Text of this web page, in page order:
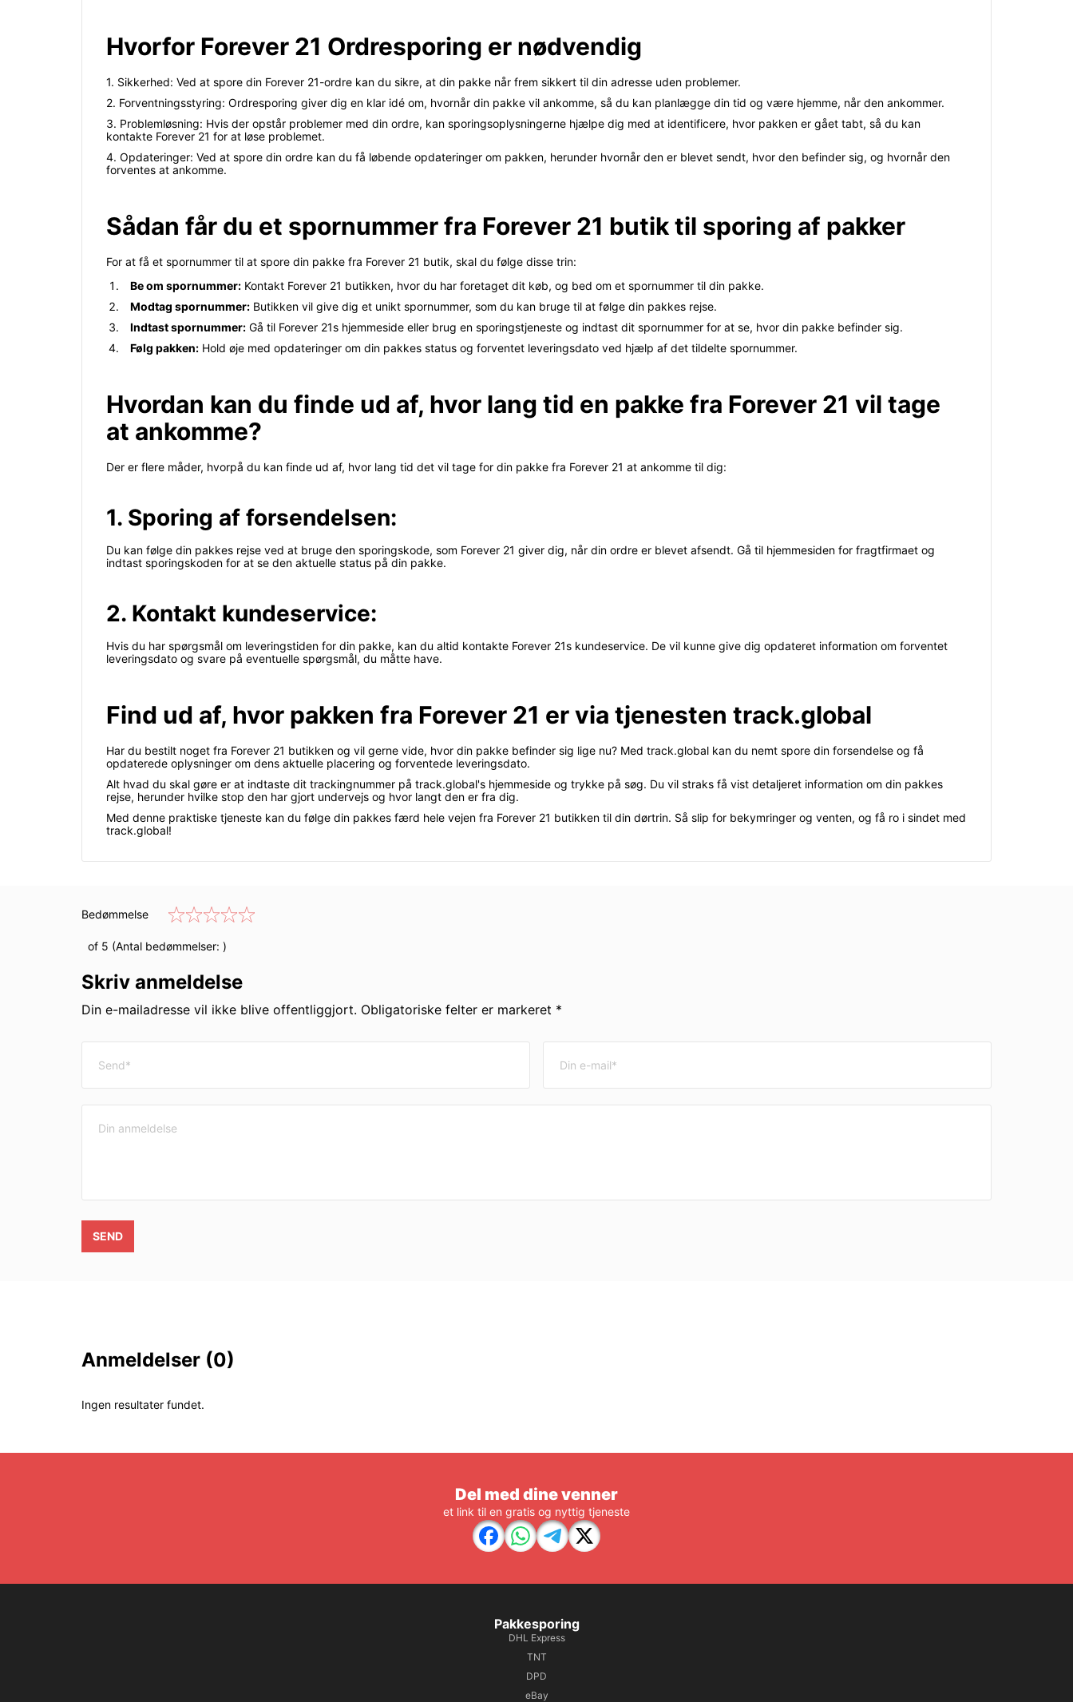
Hvorfor Forever 21 Ordresporing er nødvendig
1. Sikkerhed: Ved at spore din Forever 21-ordre kan du sikre, at din pakke når frem sikkert til din adresse uden problemer.
2. Forventningsstyring: Ordresporing giver dig en klar idé om, hvornår din pakke vil ankomme, så du kan planlægge din tid og være hjemme, når den ankommer.
3. Problemløsning: Hvis der opstår problemer med din ordre, kan sporingsoplysningerne hjælpe dig med at identificere, hvor pakken er gået tabt, så du kan
kontakte Forever 21 for at løse problemet.
4. Opdateringer: Ved at spore din ordre kan du få løbende opdateringer om pakken, herunder hvornår den er blevet sendt, hvor den befinder sig, og hvornår den
forventes at ankomme.
Sådan får du et spornummer fra Forever 21 butik til sporing af pakker
For at få et spornummer til at spore din pakke fra Forever 21 butik, skal du følge disse trin:
Be om spornummer: Kontakt Forever 21 butikken, hvor du har foretaget dit køb, og bed om et spornummer til din pakke.
Modtag spornummer: Butikken vil give dig et unikt spornummer, som du kan bruge til at følge din pakkes rejse.
Indtast spornummer: Gå til Forever 21s hjemmeside eller brug en sporingstjeneste og indtast dit spornummer for at se, hvor din pakke befinder sig.
Følg pakken: Hold øje med opdateringer om din pakkes status og forventet leveringsdato ved hjælp af det tildelte spornummer.
Hvordan kan du finde ud af, hvor lang tid en pakke fra Forever 21 vil tage
at ankomme?
Der er flere måder, hvorpå du kan finde ud af, hvor lang tid det vil tage for din pakke fra Forever 21 at ankomme til dig:
1. Sporing af forsendelsen:
Du kan følge din pakkes rejse ved at bruge den sporingskode, som Forever 21 giver dig, når din ordre er blevet afsendt. Gå til hjemmesiden for fragtfirmaet og
indtast sporingskoden for at se den aktuelle status på din pakke.
2. Kontakt kundeservice:
Hvis du har spørgsmål om leveringstiden for din pakke, kan du altid kontakte Forever 21s kundeservice. De vil kunne give dig opdateret information om forventet
leveringsdato og svare på eventuelle spørgsmål, du måtte have.
Find ud af, hvor pakken fra Forever 21 er via tjenesten track.global
Har du bestilt noget fra Forever 21 butikken og vil gerne vide, hvor din pakke befinder sig lige nu? Med track.global kan du nemt spore din forsendelse og få
opdaterede oplysninger om dens aktuelle placering og forventede leveringsdato.
Alt hvad du skal gøre er at indtaste dit trackingnummer på track.global's hjemmeside og trykke på søg. Du vil straks få vist detaljeret information om din pakkes
rejse, herunder hvilke stop den har gjort undervejs og hvor langt den er fra dig.
Med denne praktiske tjeneste kan du følge din pakkes færd hele vejen fra Forever 21 butikken til din dørtrin. Så slip for bekymringer og venten, og få ro i sindet med
track.global!
Bedømmelse
of 5 (Antal bedømmelser: )
Skriv anmeldelse
Din e-mailadresse vil ikke blive offentliggjort. Obligatoriske felter er markeret *
SEND
Anmeldelser (0)
Ingen resultater fundet.
Del med dine venner
et link til en gratis og nyttig tjeneste
Pakkesporing
DHL Express
TNT
DPD
eBay